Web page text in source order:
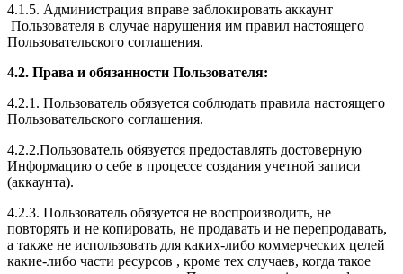
4.1.5. Администрация вправе заблокировать аккаунт
Пользователя в случае нарушения им правил настоящего
Пользовательского соглашения.
4.2. Права и обязанности Пользователя:
4.2.1. Пользователь обязуется соблюдать правила настоящего
Пользовательского соглашения.
4.2.2.Пользователь обязуется предоставлять достоверную
Информацию о себе в процессе создания учетной записи
(аккаунта).
4.2.3. Пользователь обязуется не воспроизводить, не
повторять и не копировать, не продавать и не перепродавать,
а также не использовать для каких-либо коммерческих целей
какие-либо части ресурсов , кроме тех случаев, когда такое